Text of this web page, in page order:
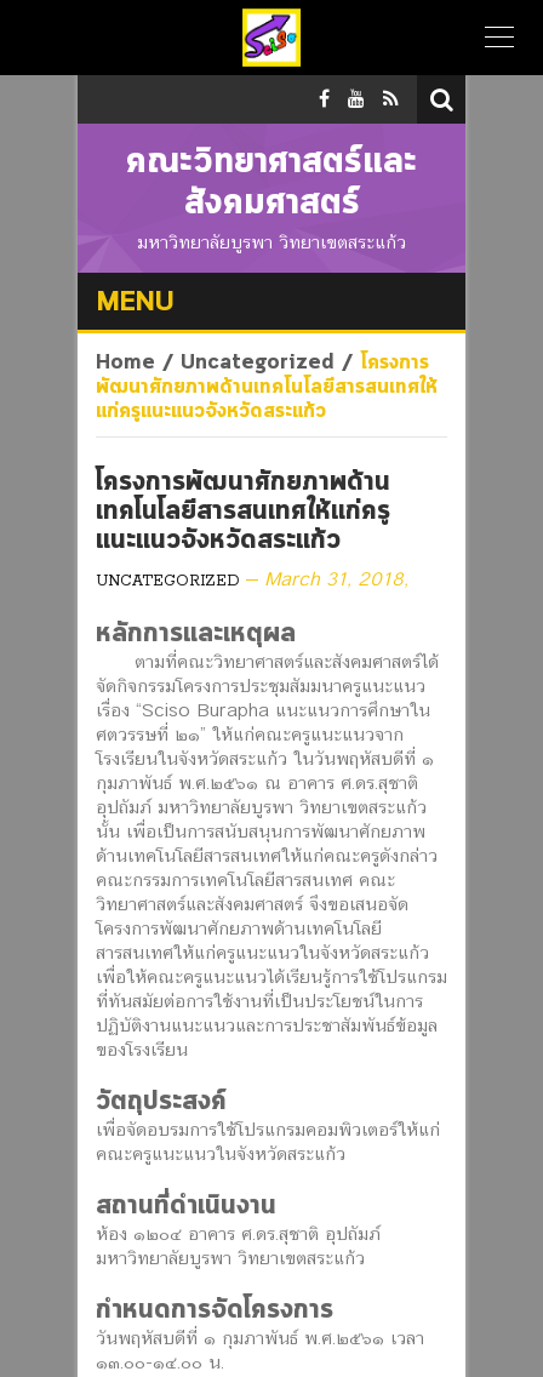
คณะวิทยาศาสตร์และ
สังคมศาสตร์
มหาวิทยาลัยบูรพา วิทยาเขตสระแก้ว
MENU
Home / Uncategorized / โครงการ
พัฒนาศักยภาพด้านเทคโนโลยีสารสนเทศให้
แก่ครูแนะแนวจังหวัดสระแก้ว
โครงการพัฒนาศักยภาพด้าน
เทคโนโลยีสารสนเทศให้แก่ครู
แนะแนวจังหวัดสระแก้ว
UNCATEGORIZED March 31, 2018,
หลักการและเหตุผล
ตามที่คณะวิทยาศาสตร์และสังคมศาสตร์ได้
จัดกิจกรรมโครงการประชุมสัมมนาครูแนะแนว
เรื่อง “Sciso Burapha แนะแนวการศึกษาใน
ศตวรรษที่ ๒๑” ให้แก่คณะครูแนะแนวจาก
โรงเรียนในจังหวัดสระแก้ว ในวันพฤหัสบดีที่ ๑
กุมภาพันธ์ พ.ศ.๒๕๖๑ ณ อาคาร ศ.ดร.สุชาติ
อุปถัมภ์ มหาวิทยาลัยบูรพา วิทยาเขตสระแก้ว
นั้น เพื่อเป็นการสนับสนุนการพัฒนาศักยภาพ
ด้านเทคโนโลยีสารสนเทศให้แก่คณะครูดังกล่าว
คณะกรรมการเทคโนโลยีสารสนเทศ คณะ
วิทยาศาสตร์และสังคมศาสตร์ จึงขอเสนอจัด
โครงการพัฒนาศักยภาพด้านเทคโนโลยี
สารสนเทศให้แก่ครูแนะแนวในจังหวัดสระแก้ว
เพื่อให้คณะครูแนะแนวได้เรียนรู้การใช้โปรแกรม
ที่ทันสมัยต่อการใช้งานที่เป็นประโยชน์ในการ
ปฏิบัติงานแนะแนวและการประชาสัมพันธ์ข้อมูล
ของโรงเรียน
วัตถุประสงค์
เพื่อจัดอบรมการใช้โปรแกรมคอมพิวเตอร์ให้แก่
คณะครูแนะแนวในจังหวัดสระแก้ว
สถานที่ดำเนินงาน
ห้อง ๑๒๐๔ อาคาร ศ.ดร.สุชาติ อุปถัมภ์
มหาวิทยาลัยบูรพา วิทยาเขตสระแก้ว
กำหนดการจัดโครงการ
วันพฤหัสบดีที่ ๑ กุมภาพันธ์ พ.ศ.๒๕๖๑ เวลา
๑๓.๐๐-๑๔.๐๐ น.